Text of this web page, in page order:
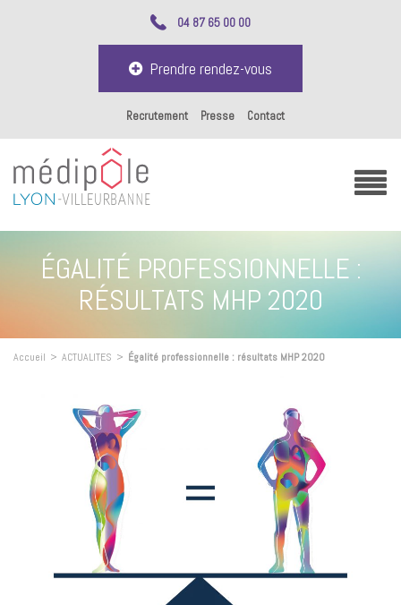
04 87 65 00 00
Prendre rendez-vous
Recrutement Presse Contact
ÉGALITÉ PROFESSIONNELLE :
RÉSULTATS MHP 2020
Accueil > ACTUALITES > Égalité professionnelle : résultats MHP 2020